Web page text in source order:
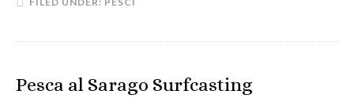
Pesca al Sarago Surfcasting